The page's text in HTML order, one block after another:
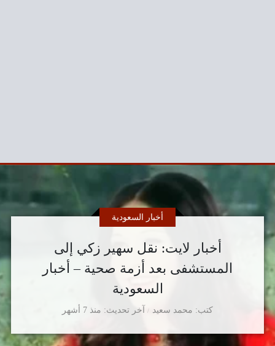
أخبار لايت: نقل سهير زكي إلى
المستشفى بعد أزمة صحية – أخبار
السعودية
كتب محمد سعيد
أخبار السعودية
آخر تحديث منذ 7 أشهر